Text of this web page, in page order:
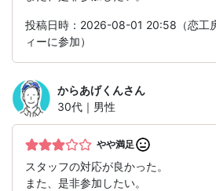
投稿日時：2026-08-01 20:58（恋工
ィーに参加）
からあげくんさん
30代｜男性
やや満足
スタッフの対応が良かった。
また、是非参加したい。